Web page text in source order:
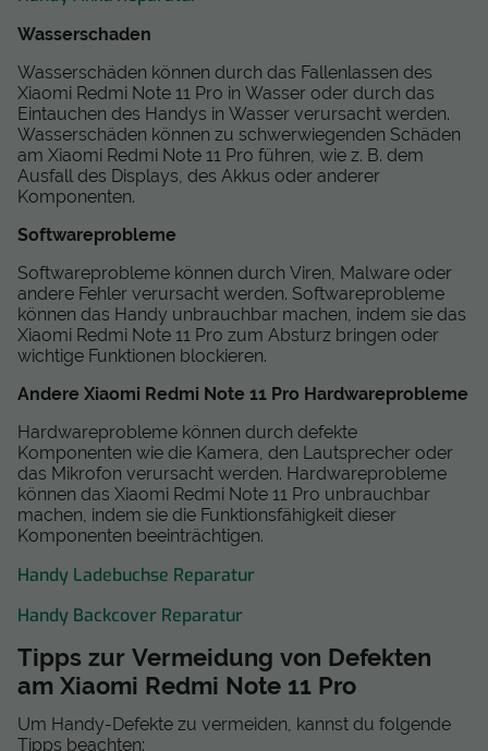
Wasserschaden
Wasserschäden können durch das Fallenlassen des
Xiaomi Redmi Note 11 Pro in Wasser oder durch das
Eintauchen des Handys in Wasser verursacht werden.
Wasserschäden können zu schwerwiegenden Schäden
am Xiaomi Redmi Note 11 Pro führen, wie z. B. dem
Ausfall des Displays, des Akkus oder anderer
Komponenten.
Softwareprobleme
Softwareprobleme können durch Viren, Malware oder
andere Fehler verursacht werden. Softwareprobleme
können das Handy unbrauchbar machen, indem sie das
Xiaomi Redmi Note 11 Pro zum Absturz bringen oder
wichtige Funktionen blockieren.
Andere Xiaomi Redmi Note 11 Pro Hardwareprobleme
Hardwareprobleme können durch defekte
Komponenten wie die Kamera, den Lautsprecher oder
das Mikrofon verursacht werden. Hardwareprobleme
können das Xiaomi Redmi Note 11 Pro unbrauchbar
machen, indem sie die Funktionsfähigkeit dieser
Komponenten beeinträchtigen.
Handy Ladebuchse Reparatur
Handy Backcover Reparatur
Tipps zur Vermeidung von Defekten
am Xiaomi Redmi Note 11 Pro
Um Handy-Defekte zu vermeiden, kannst du folgende
Tipps beachten: